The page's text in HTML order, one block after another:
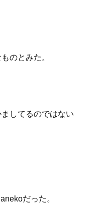
のとみた。
してるのではない
だった。